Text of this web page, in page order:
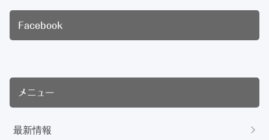
Facebook
メニュー
最新情報